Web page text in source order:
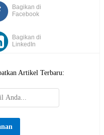
Bagikan di
Facebook
Bagikan di
LinkedIn
Artikel Terbaru: